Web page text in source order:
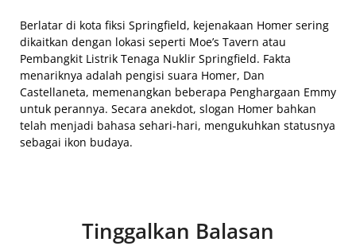
Berlatar di kota fiksi Springfield, kejenakaan Homer sering
dikaitkan dengan lokasi seperti Moe’s Tavern atau
Pembangkit Listrik Tenaga Nuklir Springfield. Fakta
menariknya adalah pengisi suara Homer, Dan
Castellaneta, memenangkan beberapa Penghargaan Emmy
untuk perannya. Secara anekdot, slogan Homer bahkan
telah menjadi bahasa sehari-hari, mengukuhkan statusnya
sebagai ikon budaya.
Tinggalkan Balasan